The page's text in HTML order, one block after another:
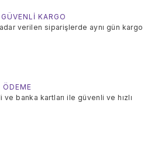
KARGO
verilen siparişlerde aynı gün kargo
ÖDEME
ve banka kartları ile güvenli ve hızlı